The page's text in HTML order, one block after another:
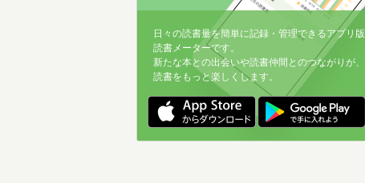
日々の読書量を簡単に記録・管理できるアプリ版
読書メーターです。
新たな本との出会いや読書仲間とのつながりが、
読書をもっと楽しくします。